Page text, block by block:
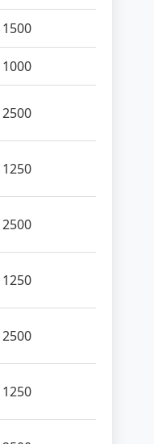
1500
1000
2500
1250
2500
1250
2500
1250